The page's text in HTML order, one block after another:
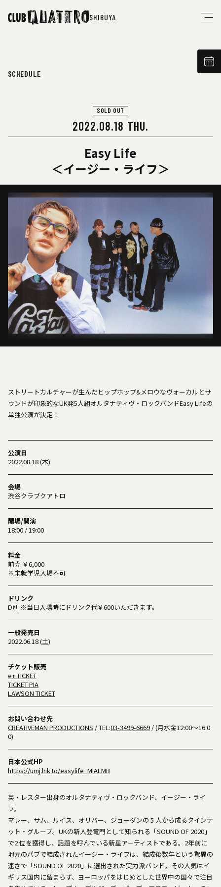
SHIBUYA
SCHEDULE
SOLD OUT
2022.08.18 THU.
Easy Life
＜イージー・ライフ＞
ストリートカルチャーが生んだヒップホップ&メロウなヴォーカルとサ
ウンドが印象的なUK発5人組オルタナティヴ・ロックバンドEasy Lifeの
単独公演が決定！
公演日
2022.08.18 (木)
会場
渋谷クラブクアトロ
開場/開演
18:00 / 19:00
料金
前売 ￥6,000
※未就学児入場不可
ドリンク
D別 ※当日入場時にドリンク代￥600いただきます。
一般発売日
2022.06.18 (土)
チケット販売
e+ TICKET
TICKET PIA
LAWSON TICKET
お問い合わせ先
CREATIVEMAN PRODUCTIONS / TEL:03-3499-6669 / (⽉⽔⾦12:00〜16:0
0)
日本公式HP
https://umj.lnk.to/easylife_MIALMB
英・レスター出身のオルタナティヴ・ロックバンド、イージー・ライ
フ。
マレー、サム、ルイス、オリバー、ジョーダンの 5 人から成るクインテ
ット・グループ。UKの新人登竜門として知られる「SOUND OF 2020」
で2 位を獲得し、話題を呼んでいる新星アーティストである。2年前に
地元のパブで結成されたイージー・ライフは、結成後数年という驚異の
速さで「SOUND OF 2020」に選出された実力派バンド。その人気はイ
ギリス国内に留まらず、ヨーロッパをはじめとした世界中の国々で注目